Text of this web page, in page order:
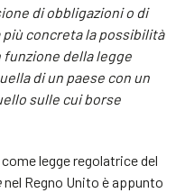
di obbligazioni o di
concreta la possibilità
della legge
di un paese con un
sulle cui borse
legge regolatrice del
nel Regno Unito è appunto